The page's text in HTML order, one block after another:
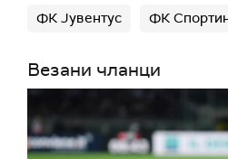
ФК Јувентус ФК
Везани чланци